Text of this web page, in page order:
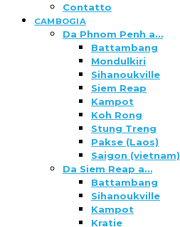
Contatto
CAMBOGIA
Da Phnom Penh a…
Battambang
Mondulkiri
Sihanoukville
Siem Reap
Kampot
Koh Rong
Stung Treng
Pakse (Laos)
Saigon (vietnam)
Da Siem Reap a…
Battambang
Sihanoukville
Kampot
Kratie